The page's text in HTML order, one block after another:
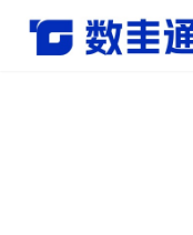
杭州数圭通科技有限